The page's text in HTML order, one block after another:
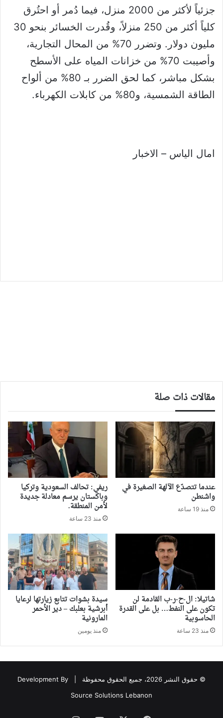
جزئياً لأكثر من 2000 منزل، فيما دُمر أو احتُرق
كلياً أكثر من 250 منزلاً، وقُدرت الخسائر بنحو 30
مليون دولار. وتضرر 70% من المحال التجارية،
وأصيبت 70% من خزانات المياه على الأسطح
بشكل مباشر، كما لحق الضرر بـ 80% من ألواح
الطاقة الشمسية، و80% من كابلات الكهرباء.
امال الياس – الاخبار
مقالات ذات صلة
‏عندما تتصدّع الآلهة الصغيرة في
واشنطن
منذ 19 ساعة
ريفي: تحالف السعودية وتركيا
وباكستان يرسم معادلة جديدة
لأمن المنطقة.
منذ 23 ساعة
شاتيلا: ال-ح-ر-ب القادمة لن
تكون على النفط… بل على القدرة
الحاسوبية
منذ 23 ساعة
سيدة بشوات تتابع زيارتها لرعايا
أبرشية بعلبك – دير الأحمر
المارونية
منذ يومين
© حقوق النشر 2026، جميع الحقوق محفوظة |
Development By
Source Solutions Lebanon